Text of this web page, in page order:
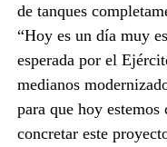
de tanques
“Hoy es un día muy
esperada por el
medianos
para que hoy
concretar este